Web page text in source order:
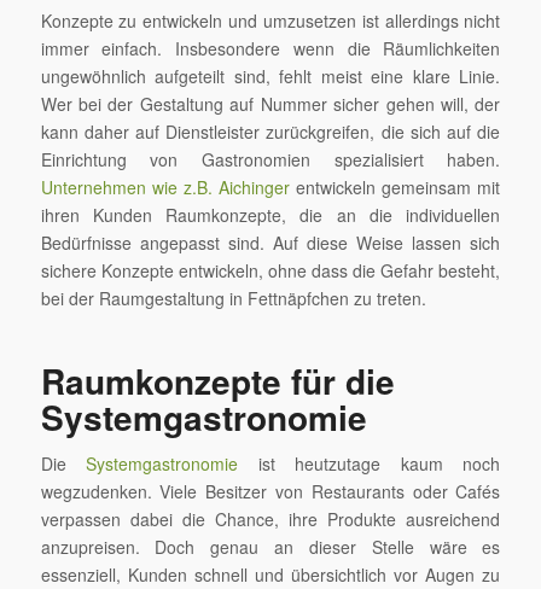
Konzepte zu entwickeln und umzusetzen ist allerdings nicht
immer einfach. Insbesondere wenn die Räumlichkeiten
ungewöhnlich aufgeteilt sind, fehlt meist eine klare Linie.
Wer bei der Gestaltung auf Nummer sicher gehen will, der
kann daher auf Dienstleister zurückgreifen, die sich auf die
Einrichtung von Gastronomien spezialisiert haben.
Unternehmen wie z.B. Aichinger entwickeln gemeinsam mit
ihren Kunden Raumkonzepte, die an die individuellen
Bedürfnisse angepasst sind. Auf diese Weise lassen sich
sichere Konzepte entwickeln, ohne dass die Gefahr besteht,
bei der Raumgestaltung in Fettnäpfchen zu treten.
Raumkonzepte für die
Systemgastronomie
DieSystemgastronomie ist heutzutage kaum noch
wegzudenken. Viele Besitzer von Restaurants oder Cafés
verpassen dabei die Chance, ihre Produkte ausreichend
anzupreisen. Doch genau an dieser Stelle wäre es
essenziell, Kunden schnell und übersichtlich vor Augen zu